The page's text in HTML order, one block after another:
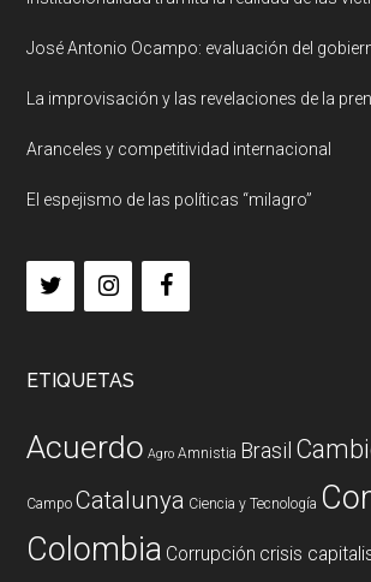
José Antonio Ocampo: evaluación del
La improvisación y las revelaciones de la
Aranceles y competitividad internacional
El espejismo de las políticas “milagro”
ETIQUETAS
Acuerdo Agro Amnistia Brasil
Campo Catalunya Ciencia y Tecnología
Colombia Corrupción crisis